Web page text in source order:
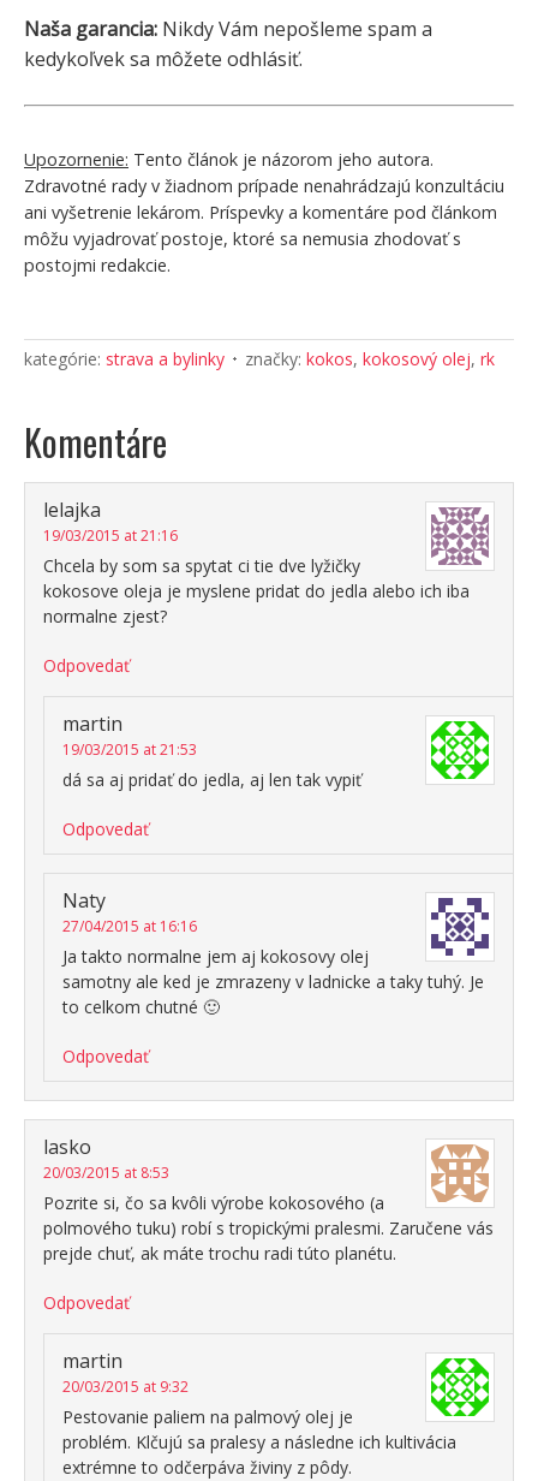
Naša garancia: Nikdy Vám nepošleme spam a
kedykoľvek sa môžete odhlásiť.
Upozornenie: Tento článok je názorom jeho autora.
Zdravotné rady v žiadnom prípade nenahrádzajú konzultáciu
ani vyšetrenie lekárom. Príspevky a komentáre pod článkom
môžu vyjadrovať postoje, ktoré sa nemusia zhodovať s
postojmi redakcie.
kategórie: strava a bylinky značky: kokos, kokosový olej, rk
Komentáre
lelajka
19/03/2015 at 21:16
Chcela by som sa spytat ci tie dve lyžičky
kokosove oleja je myslene pridat do jedla alebo ich iba
normalne zjest?
Odpovedať
martin
19/03/2015 at 21:53
dá sa aj pridať do jedla, aj len tak vypiť
Odpovedať
Naty
27/04/2015 at 16:16
Ja takto normalne jem aj kokosovy olej
samotny ale ked je zmrazeny v ladnicke a taky tuhý. Je
to celkom chutné 🙂
Odpovedať
lasko
20/03/2015 at 8:53
Pozrite si, čo sa kvôli výrobe kokosového (a
polmového tuku) robí s tropickými pralesmi. Zaručene vás
prejde chuť, ak máte trochu radi túto planétu.
Odpovedať
martin
20/03/2015 at 9:32
Pestovanie paliem na palmový olej je
problém. Klčujú sa pralesy a následne ich kultivácia
extrémne to odčerpáva živiny z pôdy.